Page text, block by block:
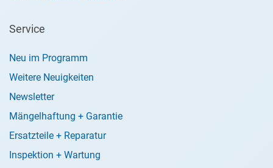
Service
Neu im Programm
Weitere Neuigkeiten
Newsletter
Mängelhaftung + Garantie
Ersatzteile + Reparatur
Inspektion + Wartung